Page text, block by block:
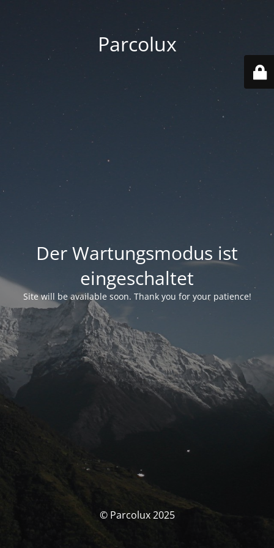
Parcolux
Der Wartungsmodus ist
eingeschaltet
Site will be available soon. Thank you for your patience!
© Parcolux 2025